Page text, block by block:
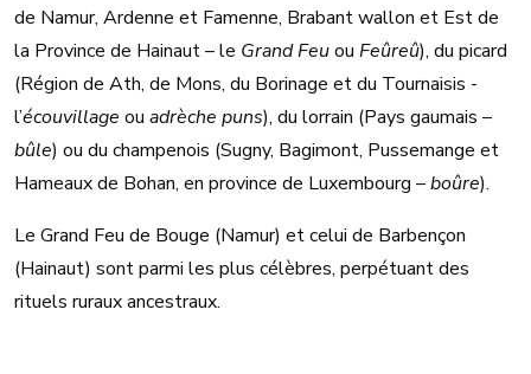
de Namur, Ardenne et Famenne, Brabant wallon et Est de
la Province de Hainaut – le Grand Feuou Feûreû), du picard
(Région de Ath, de Mons, du Borinage et du Tournaisis -
l’écouvillage ou adrèche puns), du lorrain (Pays gaumais –
bûle) ou du champenois (Sugny, Bagimont, Pussemange et
Hameaux de Bohan, en province de Luxembourg –boûre).
Le Grand Feu de Bouge (Namur) et celui de Barbençon
(Hainaut) sont parmi les plus célèbres, perpétuant des
rituels ruraux ancestraux.